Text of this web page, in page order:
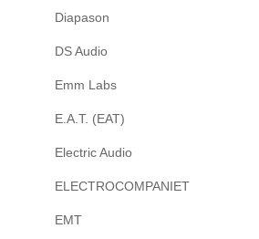
Diapason
DS Audio
Emm Labs
E.A.T. (EAT)
Electric Audio
ELECTROCOMPANIET
EMT